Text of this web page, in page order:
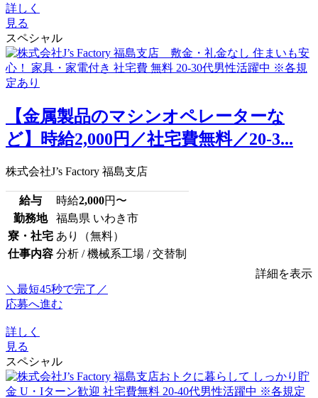
詳しく
見る
スペシャル
【金属製品のマシンオペレーターな
ど】時給2,000円／社宅費無料／20-3...
株式会社J’s Factory 福島支店
給与 時給2,000円〜
勤務地
福島県 いわき市
寮・社宅 あり（無料）
仕事内容 分析 / 機械系工場 / 交替制
詳細を表示
＼最短45秒で完了／
応募へ進む
詳しく
見る
スペシャル